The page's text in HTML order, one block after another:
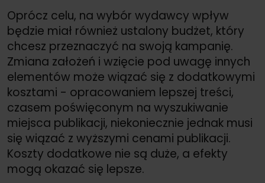
Oprócz celu, na wybór wydawcy wpływ
będzie miał również ustalony budżet, który
chcesz przeznaczyć na swoją kampanię.
Zmiana założeń i wzięcie pod uwagę innych
elementów może wiązać się z dodatkowymi
kosztami - opracowaniem lepszej treści,
czasem poświęconym na wyszukiwanie
miejsca publikacji, niekoniecznie jednak musi
się wiązać z wyższymi cenami publikacji.
Koszty dodatkowe nie są duże, a efekty
mogą okazać się lepsze.